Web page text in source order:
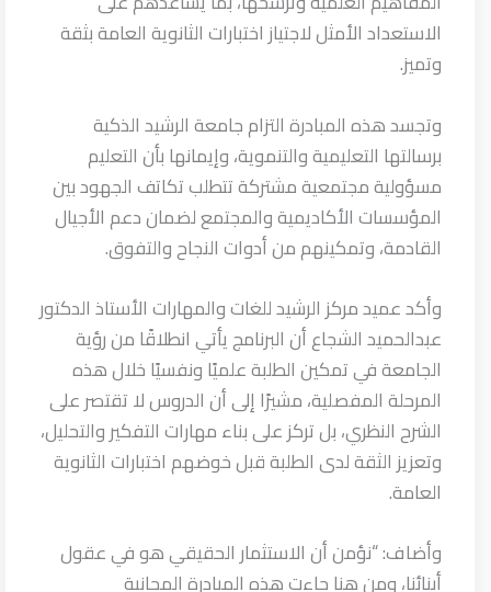
الاستعداد الأمثل لاجتياز اختبارات الثانوية العامة بثقة
وتميز.
وتجسد هذه المبادرة التزام جامعة الرشيد الذكية
برسالتها التعليمية والتنموية، وإيمانها بأن التعليم
مسؤولية مجتمعية مشتركة تتطلب تكاتف الجهود بين
المؤسسات الأكاديمية والمجتمع لضمان دعم الأجيال
القادمة، وتمكينهم من أدوات النجاح والتفوق.
وأكد عميد مركز الرشيد للغات والمهارات الأستاذ الدكتور
عبدالحميد الشجاع أن البرنامج يأتي انطلاقًا من رؤية
الجامعة في تمكين الطلبة علميًا ونفسيًا خلال هذه
المرحلة المفصلية، مشيرًا إلى أن الدروس لا تقتصر على
الشرح النظري، بل تركز على بناء مهارات التفكير والتحليل،
وتعزيز الثقة لدى الطلبة قبل خوضهم اختبارات الثانوية
العامة.
وأضاف: “نؤمن أن الاستثمار الحقيقي هو في عقول
أبنائنا، ومن هنا جاءت هذه المبادرة المجانية